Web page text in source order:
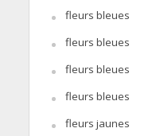
fleurs bleues
fleurs bleues
fleurs bleues
fleurs bleues
fleurs jaunes